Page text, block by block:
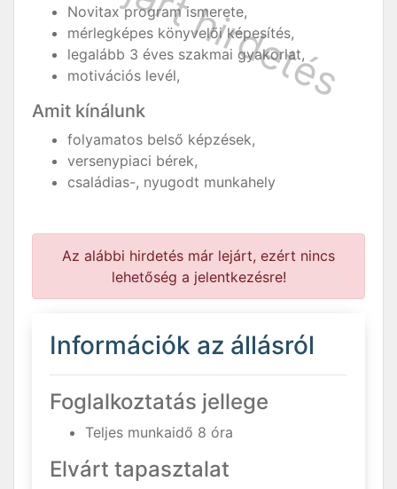
Novitax program ismerete,
mérlegképes könyvelői képesítés,
legalább 3 éves szakmai gyakorlat,
motivációs levél,
Amit kínálunk
folyamatos belső képzések,
versenypiaci bérek,
családias-, nyugodt munkahely
Az alábbi hirdetés már lejárt, ezért nincs
lehetőség a jelentkezésre!
Információk az állásról
Foglalkoztatás jellege
Teljes munkaidő 8 óra
Elvárt tapasztalat